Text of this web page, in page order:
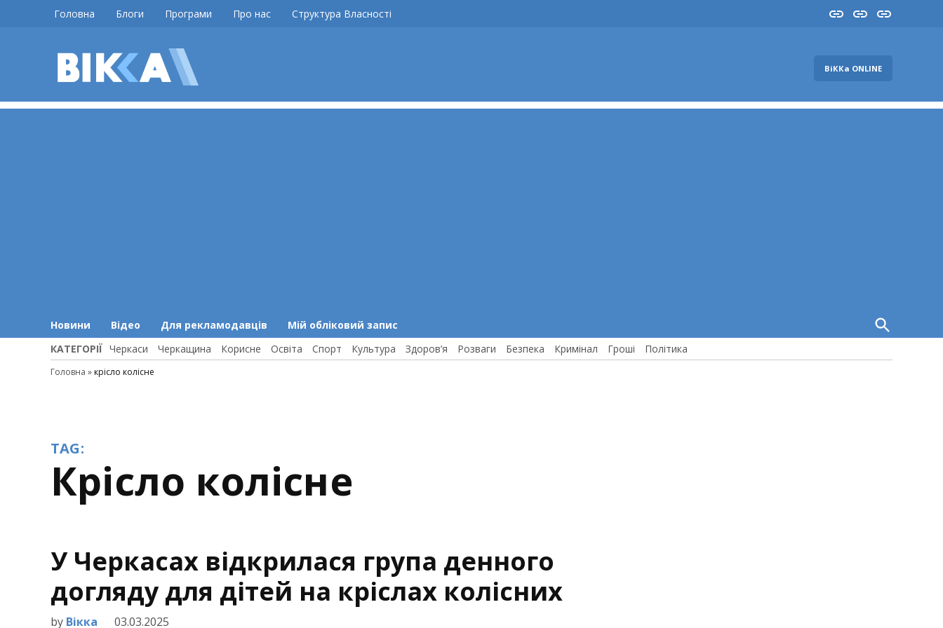
Головна Блоги Програми Про нас Структура Власності InstaYouTube
FB
ВіККа ONLINE
Новини Відео Для рекламодавців Мій обліковий запис
Open
Search
КАТЕГОРІЇ Черкаси Черкащина Корисне Освіта Спорт Культура Здоров’я Розваги Безпека Кримінал Гроші Політика
Головна » крісло колісне
TAG:
крісло колісне
У Черкасах відкрилася група денного
догляду для дітей на кріслах колісних
by Вікка 03.03.2025